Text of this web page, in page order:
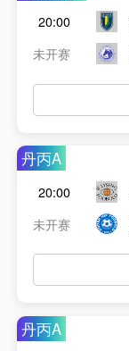
20:00
未开赛
丹丙A
20:00
未开赛
丹丙A